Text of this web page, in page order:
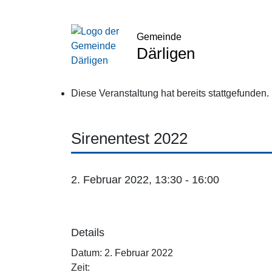
Gemeinde
Därligen
Diese Veranstaltung hat bereits stattgefunden.
Sirenentest 2022
2. Februar 2022, 13:30 - 16:00
Details
Datum: 2. Februar 2022
Zeit: